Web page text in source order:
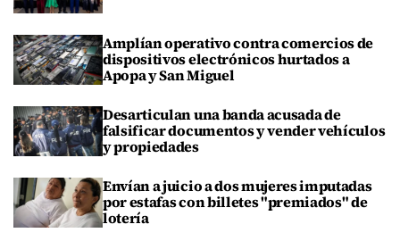
Amplían operativo contra comercios de
dispositivos electrónicos hurtados a
Apopa y San Miguel
Desarticulan una banda acusada de
falsificar documentos y vender vehículos
y propiedades
Envían a juicio a dos mujeres imputadas
por estafas con billetes "premiados" de
lotería